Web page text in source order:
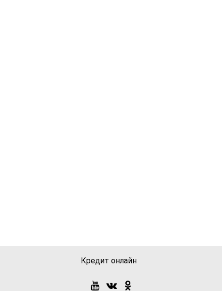
Кредит онлайн